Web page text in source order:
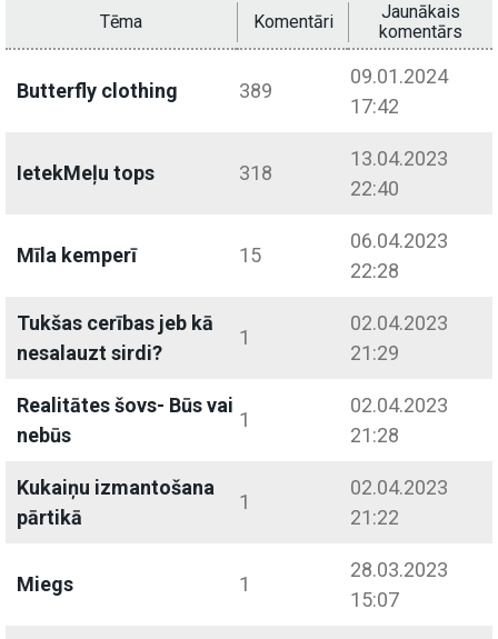
Tēma Komentāri
Jaunākais
komentārs
Butterfly clothing 389
09.01.2024
17:42
IetekMeļu tops 318
13.04.2023
22:40
Mīla kemperī 15
06.04.2023
22:28
Tukšas cerības jeb kā
nesalauzt sirdi?
1
02.04.2023
21:29
Realitātes šovs- Būs vai
nebūs
1
02.04.2023
21:28
Kukaiņu izmantošana
pārtikā
1
02.04.2023
21:22
Miegs 1
28.03.2023
15:07